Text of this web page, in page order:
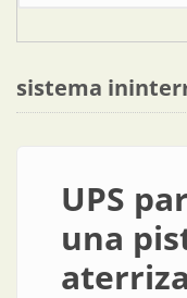
sistema
UPS
una